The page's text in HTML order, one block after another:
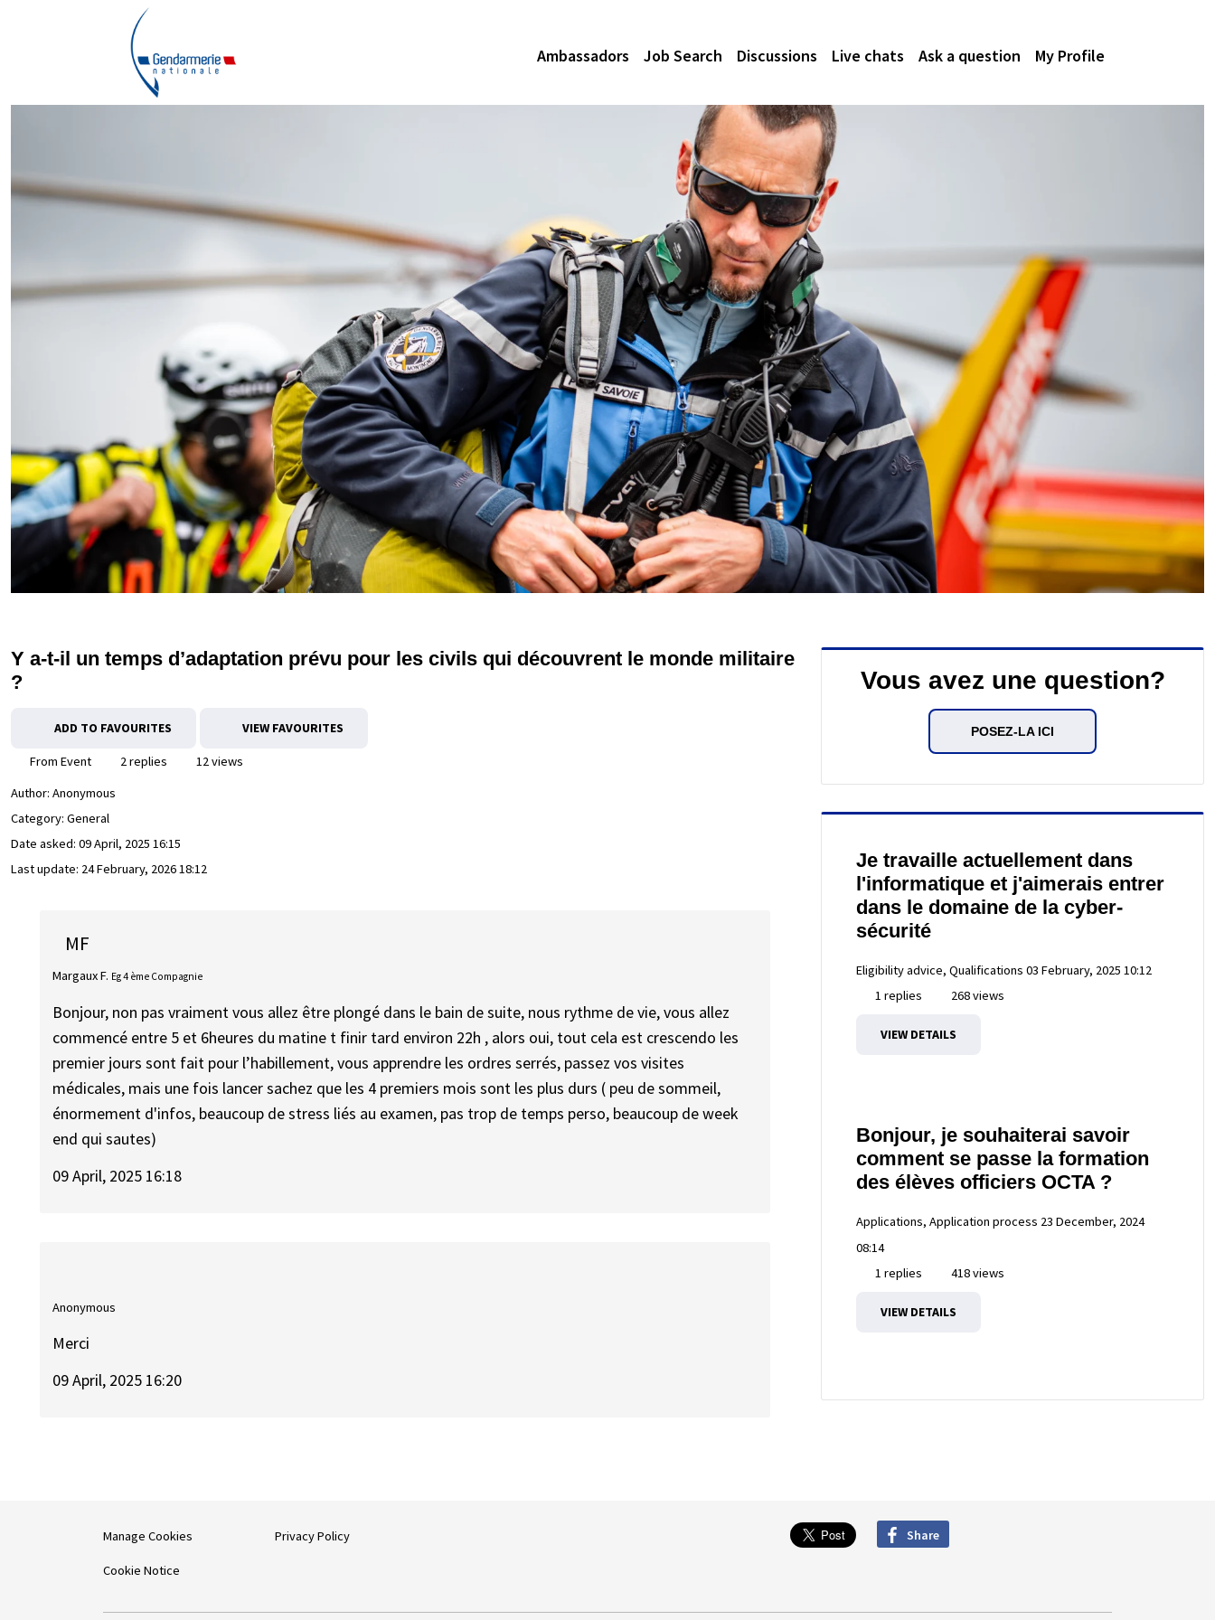
Ambassadors Job Search Discussions Live chats Ask a question My Profile
Y a-t-il un temps d’adaptation prévu pour les civils qui découvrent le monde militaire
?
ADD TO FAVOURITES VIEW FAVOURITES
From Event 2 replies
12 views
Author: Anonymous
Category: General
Date asked: 09 April, 2025 16:15
Last update: 24 February, 2026 18:12
MF
Margaux F. Eg 4 ème Compagnie
Bonjour, non pas vraiment vous allez être plongé dans le bain de suite, nous rythme de vie, vous allez
commencé entre 5 et 6heures du matine t finir tard environ 22h , alors oui, tout cela est crescendo les
premier jours sont fait pour l’habillement, vous apprendre les ordres serrés, passez vos visites
médicales, mais une fois lancer sachez que les 4 premiers mois sont les plus durs ( peu de sommeil,
énormement d'infos, beaucoup de stress liés au examen, pas trop de temps perso, beaucoup de week
end qui sautes)
09 April, 2025 16:18
Anonymous
Merci
09 April, 2025 16:20
Vous avez une question?
POSEZ-LA ICI
Je travaille actuellement dans
l'informatique et j'aimerais entrer
dans le domaine de la cyber-
sécurité
Eligibility advice, Qualifications 03 February, 2025 10:12
1 replies
268 views
VIEW DETAILS
Bonjour, je souhaiterai savoir
comment se passe la formation
des élèves officiers OCTA ?
Applications, Application process 23 December, 2024
08:14
1 replies
418 views
VIEW DETAILS
Manage Cookies
Cookie Notice
Privacy Policy Share